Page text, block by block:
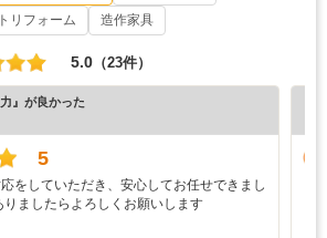
リフォーム 造作家具
5.0 （23件）
』が良かった
5
をしていただき、安心してお任せできまし
ましたらよろしくお願いします